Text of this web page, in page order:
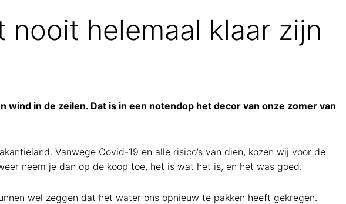
helemaal klaar zijn
wind in de zeilen. Dat is in een notendop het decor van onze zomer van
Vanwege Covid-19 en alle risico’s van dien, kozen wij voor de
neem je dan op de koop toe, het is wat het is, en het was goed.
wel zeggen dat het water ons opnieuw te pakken heeft gekregen.